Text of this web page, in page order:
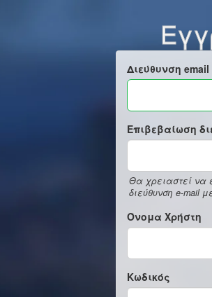
Διεύθυνση email
Επιβεβαίωση
Θα χρειαστεί να
διεύθυνση e-mail
Όνομα Χρήστη
Κωδικός